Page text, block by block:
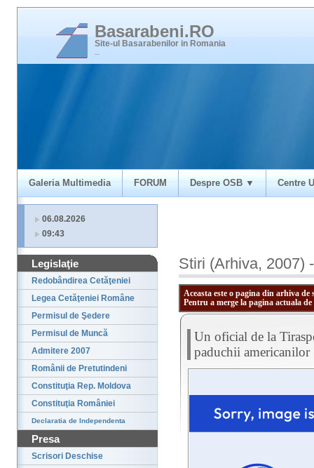
Basarabeni.RO
Site-ul Basarabenilor in Romania
Galeria Multimedia FORUM Despre OSB ▼ Centre
06.08.2026
09:43
Legislaţie
Redobândirea Cetăţeniei
Legea Cetăţeniei Române
Permisul de Şedere
Permisul de Muncă
Admitere 2007
Românii de Pretutindeni
Constituţia Rep. Moldova
Constituţia României
Declaratia de Independenta
Presa
Scrisori Deschise
Stiri (Arhiva, 2007)
Aceasta este o pagina din arhiva
Pentru a merge la pagina actuala
Un oficial de la
paduchii americanilor